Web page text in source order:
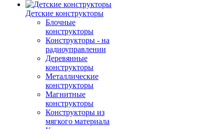
Детские конструкторы
Блочные
конструкторы
Конструкторы - на
радиоуправлении
Деревянные
конструкторы
Металлические
конструкторы
Магнитные
конструкторы
Конструкторы из
мягкого материала